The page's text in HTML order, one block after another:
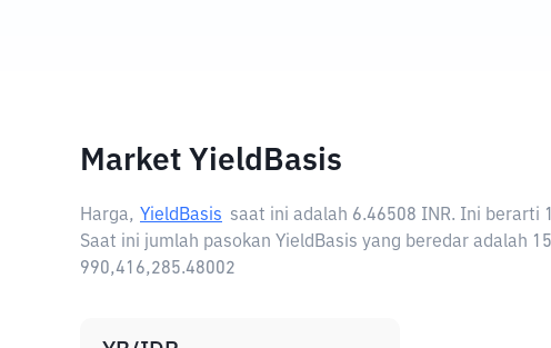
Market YieldBasis
Harga, YieldBasis saat ini adalah 6.46508 INR. Ini berarti
Saat ini jumlah pasokan YieldBasis yang beredar adalah
990,416,285.48002